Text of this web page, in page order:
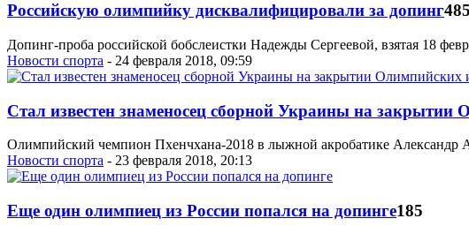
Российскую олимпийку дисквалифицировали за допинг485
Допинг-проба российской бобслеистки Надежды Сергеевой, взятая 18
Новости спорта - 24 февраля 2018, 09:59
Стал известен знаменосец сборной Украины на закрытии
Олимпийский чемпион Пхенчхана-2018 в лыжной акробатике Александр
Новости спорта - 23 февраля 2018, 20:13
Еще один олимпиец из России попался на допинге185